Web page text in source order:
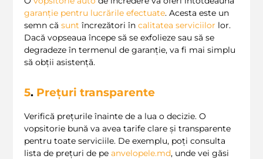
garanție pentru lucrările efectuate. Acesta este un
semn că sunt încrezători în calitatea serviciilor lor.
Dacă vopseaua începe să se exfolieze sau să se
degradeze în termenul de garanție, va fi mai simplu
să obții asistență.
5. Prețuri transparente
Verifică prețurile înainte de a lua o decizie. O
vopsitorie bună va avea tarife clare și transparente
pentru toate serviciile. De exemplu, poți consulta
lista de prețuri de pe anvelopele.md, unde vei găsi